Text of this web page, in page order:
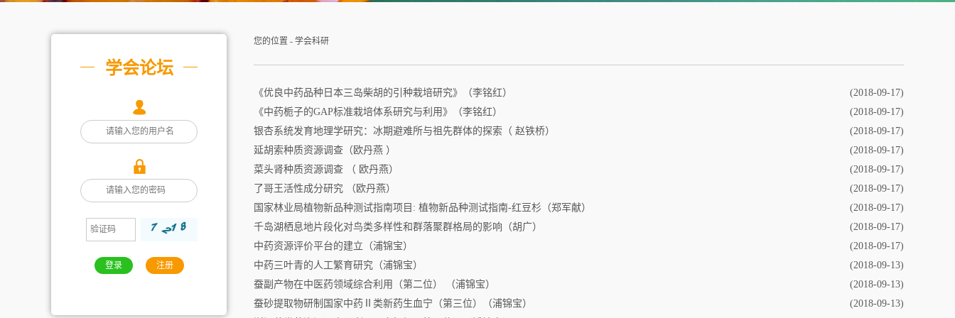
学会论坛
登录 注册
您的位置 - 学会科研
《优良中药品种日本三岛柴胡的引种栽培研究》（李铭红）
(2018-09-17)
《中药栀子的GAP标准栽培体系研究与利用》（李铭红）
(2018-09-17)
银杏系统发育地理学研究：冰期避难所与祖先群体的探索（ 赵铁桥）
(2018-09-17)
延胡索种质资源调查（欧丹燕 ）
(2018-09-17)
菜头肾种质资源调查 （ 欧丹燕）
(2018-09-17)
了哥王活性成分研究 （欧丹燕）
(2018-09-17)
国家林业局植物新品种测试指南项目: 植物新品种测试指南-红豆杉（郑军献）
(2018-09-17)
千岛湖栖息地片段化对鸟类多样性和群落聚群格局的影响（胡广）
(2018-09-17)
中药资源评价平台的建立（浦锦宝）
(2018-09-17)
中药三叶青的人工繁育研究（浦锦宝）
(2018-09-13)
蚕副产物在中医药领域综合利用（第二位） （浦锦宝）
(2018-09-13)
蚕砂提取物研制国家中药Ⅱ类新药生血宁（第三位）（浦锦宝）
(2018-09-13)